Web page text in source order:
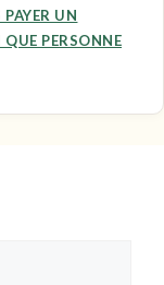
PAYER UN
QUE PERSONNE